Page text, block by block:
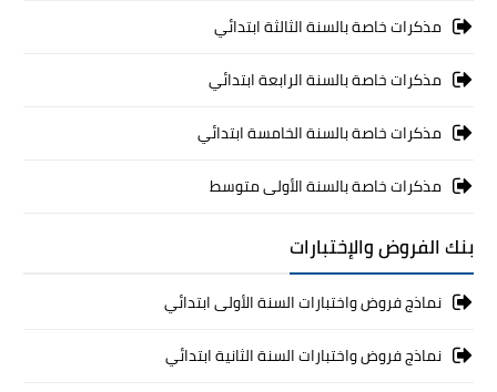
مذكرات خاصة بالسنة الثالثة ابتدائي
مذكرات خاصة بالسنة الرابعة ابتدائي
مذكرات خاصة بالسنة الخامسة ابتدائي
مذكرات خاصة بالسنة الأولى متوسط
بنك الفروض والإختبارات
نماذج فروض واختبارات السنة الأولى ابتدائي
نماذج فروض واختبارات السنة الثانية ابتدائي